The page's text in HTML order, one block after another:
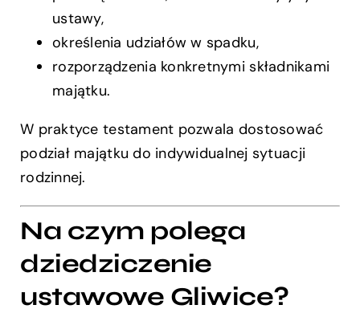
ustawy,
określenia udziałów w spadku,
rozporządzenia konkretnymi składnikami
majątku.
W praktyce testament pozwala dostosować
podział majątku do indywidualnej sytuacji
rodzinnej.
Na czym polega
dziedziczenie
ustawowe Gliwice?